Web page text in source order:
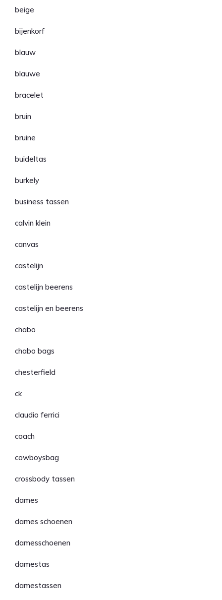
beige
bijenkorf
blauw
blauwe
bracelet
bruin
bruine
buideltas
burkely
business tassen
calvin klein
canvas
castelijn
castelijn beerens
castelijn en beerens
chabo
chabo bags
chesterfield
ck
claudio ferrici
coach
cowboysbag
crossbody tassen
dames
dames schoenen
damesschoenen
damestas
damestassen